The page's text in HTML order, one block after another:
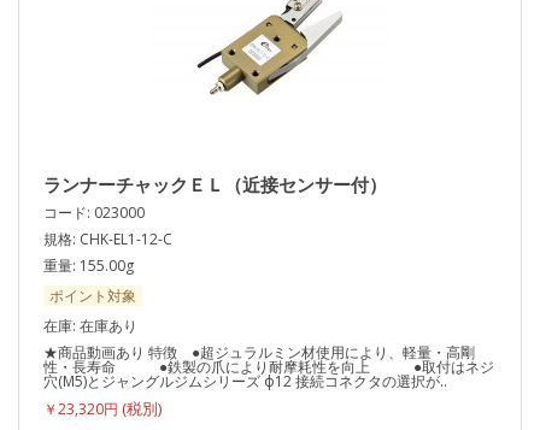
ランナーチャックＥＬ（近接センサー付）
コード: 023000
規格: CHK-EL1-12-C
重量: 155.00g
ポイント対象
在庫: 在庫あり
★商品動画あり 特徴 ●超ジュラルミン材使用により、軽量・高剛
性・長寿命 ●鉄製の爪により耐摩耗性を向上 ●取付はネジ
穴(M5)とジャングルジムシリーズ ф12 接続コネクタの選択が..
￥23,320円